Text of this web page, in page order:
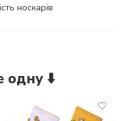
носкарів
одну ⬇️